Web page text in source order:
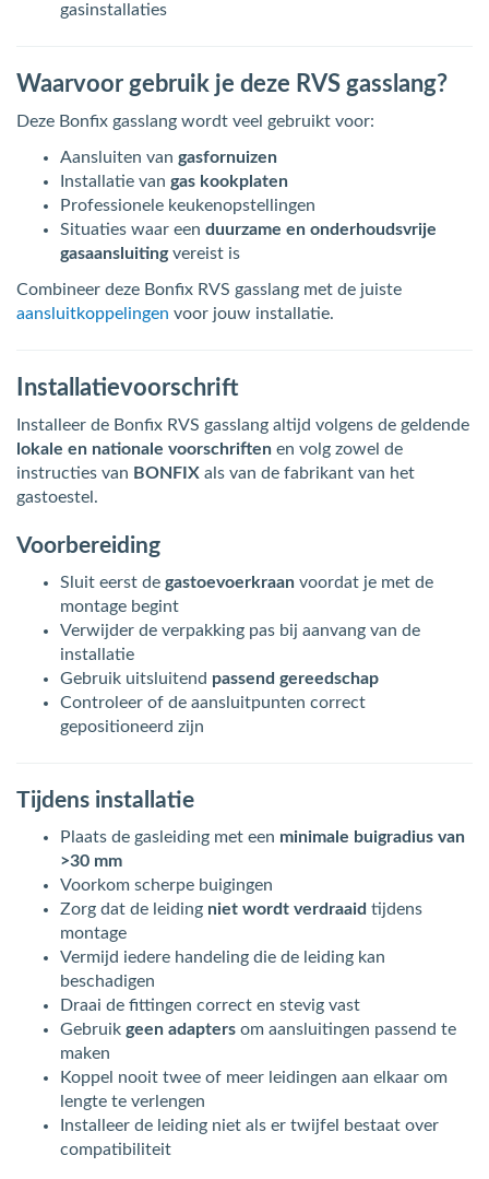
gasinstallaties
Waarvoor gebruik je deze RVS gasslang?
Deze Bonfix gasslang wordt veel gebruikt voor:
Aansluiten van gasfornuizen
Installatie van gas kookplaten
Professionele keukenopstellingen
Situaties waar een duurzame en onderhoudsvrije
gasaansluitingvereist is
Combineer deze Bonfix RVS gasslang met de juiste
aansluitkoppelingen voor jouw installatie.
Installatievoorschrift
Installeer de Bonfix RVS gasslang altijd volgens de geldende
lokale en nationale voorschriften en volg zowel de
instructies van BONFIX als van de fabrikant van het
gastoestel.
Voorbereiding
Sluit eerst de gastoevoerkraan voordat je met de
montage begint
Verwijder de verpakking pas bij aanvang van de
installatie
Gebruik uitsluitend passend gereedschap
Controleer of de aansluitpunten correct
gepositioneerd zijn
Tijdens installatie
Plaats de gasleiding met een minimale buigradius van
>30 mm
Voorkom scherpe buigingen
Zorg dat de leiding niet wordt verdraaid tijdens
montage
Vermijd iedere handeling die de leiding kan
beschadigen
Draai de fittingen correct en stevig vast
Gebruik geen adapters om aansluitingen passend te
maken
Koppel nooit twee of meer leidingen aan elkaar om
lengte te verlengen
Installeer de leiding niet als er twijfel bestaat over
compatibiliteit